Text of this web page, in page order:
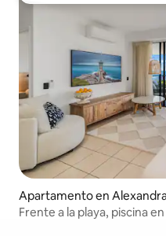
Apartamento en
Frente a la playa, piscina